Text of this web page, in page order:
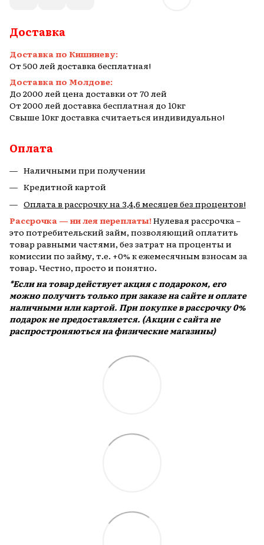
Доставка
Доставка по Кишиневу:
От 500 лей доставка бесплатная!
Доставка по Молдове:
До 2000 лей цена доставки от 70 лей
От 2000 лей доставка бесплатная до 10кг
Свыше 10кг доставка считаеться индивидуально!
Оплата
Наличными при получении
Кредитной картой
Оплата в рассрочку на 3,4,6 месяцев без процентов!
Рассрочка — ни лея переплаты!Нулевая рассрочка –
это потребительский займ, позволяющий оплатить
товар равными частями, без затрат на проценты и
комиссии по займу, т.е. +0% к ежемесячным взносам за
товар. Честно, просто и понятно.
*Если на товар действует акция с подароком, его
можно получить только при заказе на сайте и оплате
наличными или картой. При покупке в рассрочку 0%
подарок не предоставляется. (Акции с сайта не
распростроняються на физические магазины)